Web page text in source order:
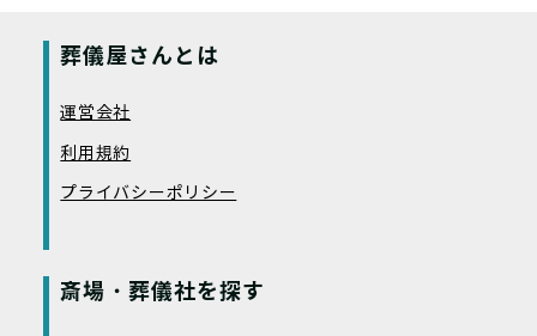
葬儀屋さんとは
運営会社
利用規約
プライバシーポリシー
斎場・葬儀社を探す